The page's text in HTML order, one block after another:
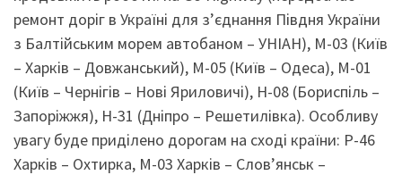
ремонт доріг в Україні для з’єднання Півдня України
з Балтійським морем автобаном – УНІАН), М-03 (Київ
– Харків – Довжанський), М-05 (Київ – Одеса), М-01
(Київ – Чернігів – Нові Яриловичі), Н-08 (Бориспіль –
Запоріжжя), Н-31 (Дніпро – Решетилівка). Особливу
увагу буде приділено дорогам на сході країни: Р-46
Харків – Охтирка, М-03 Харків – Слов’янськ –